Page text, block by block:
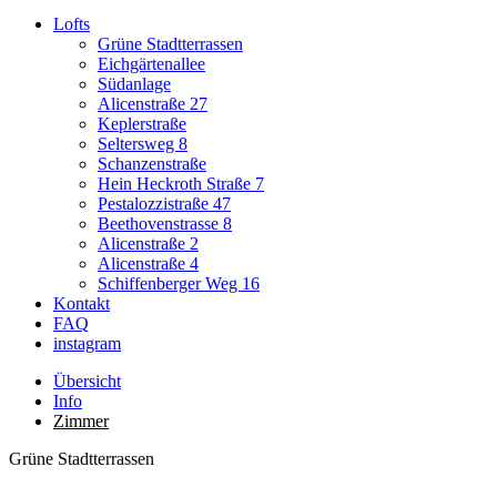
Lofts
Grüne Stadtterrassen
Eichgärtenallee
Südanlage
Alicenstraße 27
Keplerstraße
Seltersweg 8
Schanzenstraße
Hein Heckroth Straße 7
Pestalozzistraße 47
Beethovenstrasse 8
Alicenstraße 2
Alicenstraße 4
Schiffenberger Weg 16
Kontakt
FAQ
instagram
Übersicht
Info
Zimmer
Grüne Stadtterrassen